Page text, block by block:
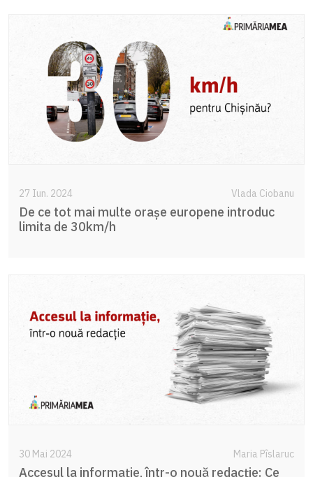
27 Iun. 2024 Vlada Ciobanu
De ce tot mai multe orașe europene introduc
limita de 30km/h
30 Mai 2024 Maria Pîslaruc
Accesul la informație, într-o nouă redacție: Ce